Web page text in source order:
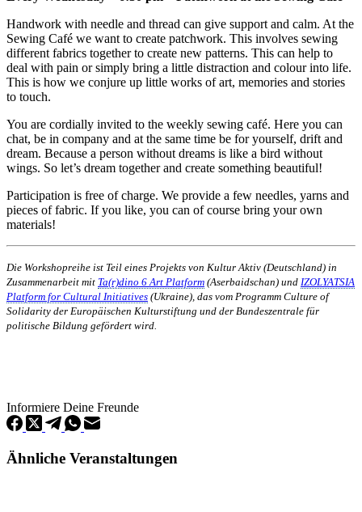
Handwork with needle and thread can give support and calm. At the
Sewing Café we want to create patchwork. This involves sewing
different fabrics together to create new patterns. This can help to
deal with pain or simply bring a little distraction and colour into life.
This is how we conjure up little works of art, memories and stories
to touch.
You are cordially invited to the weekly sewing café. Here you can
chat, be in company and at the same time be for yourself, drift and
dream. Because a person without dreams is like a bird without
wings. So let’s dream together and create something beautiful!
Participation is free of charge. We provide a few needles, yarns and
pieces of fabric. If you like, you can of course bring your own
materials!
Die Workshopreihe ist Teil eines Projekts von Kultur Aktiv (Deutschland) in
Zusammenarbeit mit Ta(r)dino 6 Art Platform (Aserbaidschan) und IZOLYATSIA
Platform for Cultural Initiatives (Ukraine), das vom Programm Culture of
Solidarity der Europäischen Kulturstiftung und der Bundeszentrale für
politische Bildung gefördert wird.
Informiere Deine Freunde
Ähnliche Veranstaltungen